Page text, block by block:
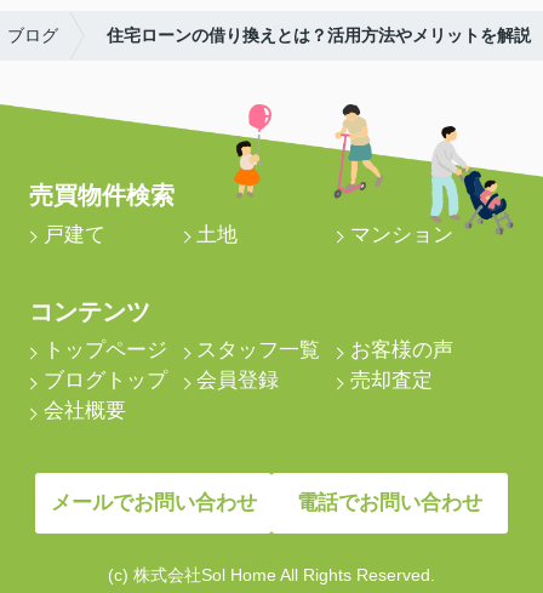
ブログ 住宅ローンの借り換えとは？活用方法やメリットを解説
売買物件検索
戸建て 土地 マンション
コンテンツ
トップページ スタッフ一覧
お客様の声
ブログトップ
会員登録
売却査定
会社概要
メールでお問い合わせ 電話でお問い合わせ
(c) 株式会社Sol Home All Rights Reserved.